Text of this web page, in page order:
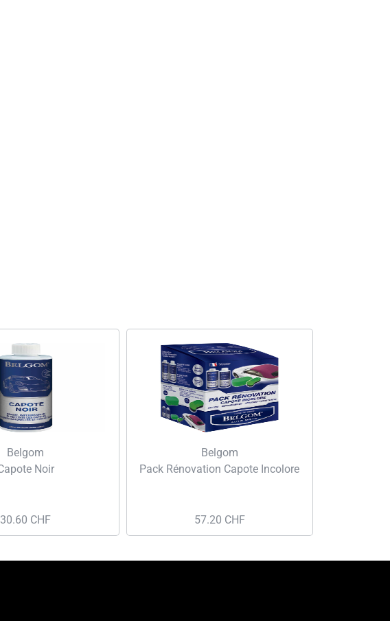
Belgom
Noir
30.60 CHF
Belgom
Pack Rénovation Capote Incolore
57.20 CHF